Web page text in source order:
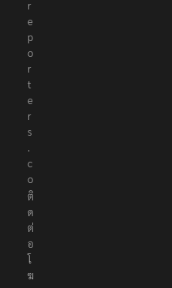
h
e
r
e
p
o
r
t
e
r
s
.
c
o
ติ
ด
ต่
อ